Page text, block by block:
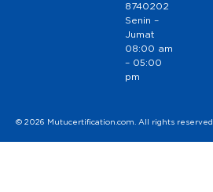
8740202
Senin –
Jumat
08:00 am
– 05:00
pm
© 2026 Mutucertification.com. All rights reserved